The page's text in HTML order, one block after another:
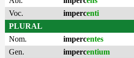
Voc.
impercenti
PLURAL
Nom.
impercentes
Gen.
impercentium